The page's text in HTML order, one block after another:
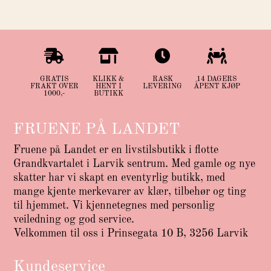

GRATIS
FRAKT OVER
1000,-

KLIKK &
HENT I
BUTIKK

RASK
LEVERING

14 DAGERS
ÅPENT KJØP
FRUENE PÅ LANDET
Fruene på Landet er en livstilsbutikk i flotte
Grandkvartalet i Larvik sentrum. Med gamle og nye
skatter har vi skapt en eventyrlig butikk, med
mange kjente merkevarer av klær, tilbehør og ting
til hjemmet. Vi kjennetegnes med personlig
veiledning og god service.
Velkommen til oss i Prinsegata 10 B, 3256 Larvik
Kundeservice